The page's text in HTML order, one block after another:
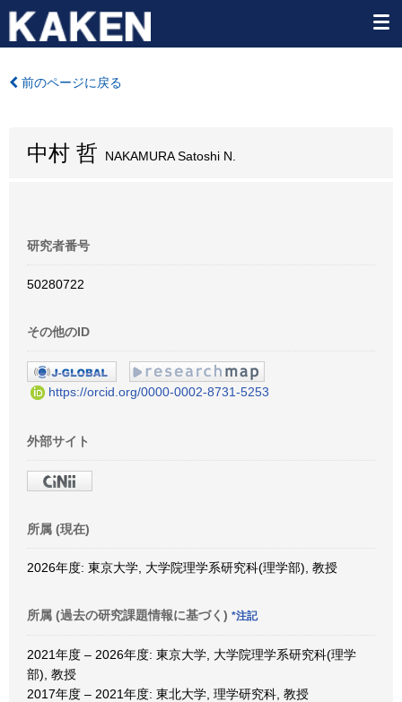
前のページに戻る
中村 哲 NAKAMURA Satoshi N.
研究者番号
50280722
その他のID
https://orcid.org/0000-0002-8731-5253
外部サイト
所属 (現在)
2026年度: 東京大学, 大学院理学系研究科(理学部), 教授
所属 (過去の研究課題情報に基づく) *注記
2021年度 – 2026年度: 東京大学, 大学院理学系研究科(理学
部), 教授
2017年度 – 2021年度: 東北大学, 理学研究科, 教授